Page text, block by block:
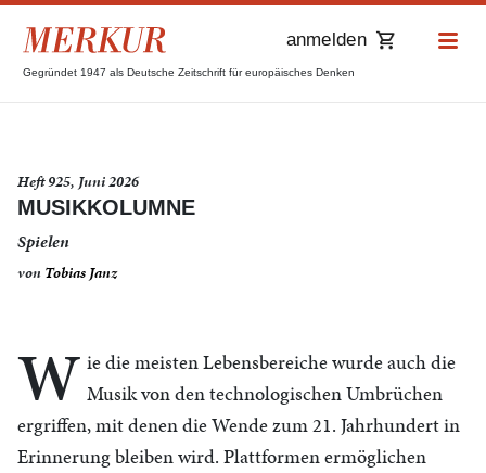
Gegründet 1947 als Deutsche Zeitschrift für europäisches Denken
anmelden
Heft 925, Juni 2026
MUSIKKOLUMNE
Spielen
von Tobias Janz
W ie die meisten Lebensbereiche wurde auch die
Musik von den technologischen Umbrüchen
ergriffen, mit denen die Wende zum 21. Jahrhundert in
Erinnerung bleiben wird. Plattformen ermöglichen